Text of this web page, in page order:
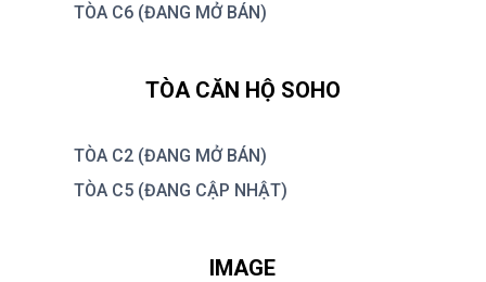
TÒA C6 (ĐANG MỞ BÁN)
TÒA CĂN HỘ SOHO
TÒA C2 (ĐANG MỞ BÁN)
TÒA C5 (ĐANG CẬP NHẬT)
IMAGE